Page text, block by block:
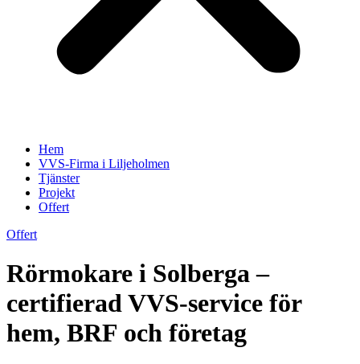
Hem
VVS-Firma i Liljeholmen
Tjänster
Projekt
Offert
Offert
Rörmokare i Solberga –
certifierad VVS-service för
hem, BRF och företag